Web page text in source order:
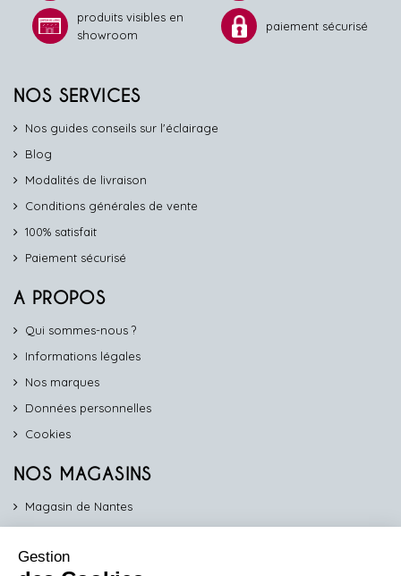
produits visibles en
showroom
paiement sécurisé
NOS SERVICES
Nos guides conseils sur l'éclairage
Blog
Modalités de livraison
Conditions générales de vente
100% satisfait
Paiement sécurisé
A PROPOS
Qui sommes-nous ?
Informations légales
Nos marques
Données personnelles
Cookies
NOS MAGASINS
Magasin de Nantes
Magasin de Vannes
Gestion